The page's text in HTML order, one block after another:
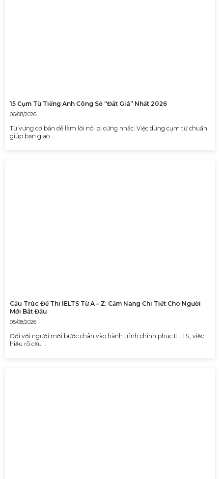
15 Cụm Từ Tiếng Anh Công Sở “Đắt Giá” Nhất 2026
06/08/2026
Từ vựng cơ bản dễ làm lời nói bị cứng nhắc. Việc dùng cụm từ chuẩn
giúp bạn giao …
Cấu Trúc Đề Thi IELTS Từ A – Z: Cẩm Nang Chi Tiết Cho Người
Mới Bắt Đầu
05/08/2026
Đối với người mới bước chân vào hành trình chinh phục IELTS, việc
hiểu rõ cấu …